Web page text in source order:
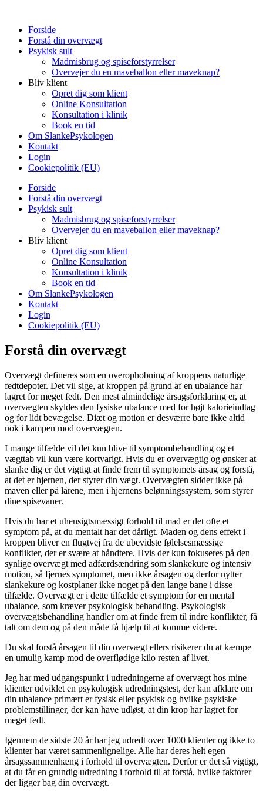
Forside
Forstå din overvægt
Psykisk sult
Madmisbrug og spiseforstyrrelser
Overvejer du en maveballon eller maveknap?
Bliv klient
Opret dig som klient
Online Konsultation
Konsultation i klinik
Book en tid
Om SlankePsykologen
Kontakt
Login
Cookiepolitik (EU)
Forside
Forstå din overvægt
Psykisk sult
Madmisbrug og spiseforstyrrelser
Overvejer du en maveballon eller maveknap?
Bliv klient
Opret dig som klient
Online Konsultation
Konsultation i klinik
Book en tid
Om SlankePsykologen
Kontakt
Login
Cookiepolitik (EU)
Forstå din overvægt
Overvægt defineres som en overophobning af kroppens naturlige
fedtdepoter. Det vil sige, at kroppen på grund af en ubalance har
lagret for meget fedt. Den mest almindelige årsagsforklaring er, at
overvægten skyldes den fysiske ubalance med for højt kalorieindtag
og for lidt bevægelse. Diæt og motion er desværre bare ikke altid
nok i kampen mod overvægten.
I mange tilfælde vil det kun blive til symptombehandling og et
vægttab vil kun være kortvarigt. Hvis du er overvægtig og ønsker at
slanke dig er det vigtigt at finde frem til symptomets årsag og forstå,
at det er hjernen, der styrer din vægt. Overvægten sidder ikke på
maven eller på lårene, men i hjernens belønningssystem, som styrer
dine spisevaner.
Hvis du har et uhensigtsmæssigt forhold til mad er det ofte et
symptom på, at du mentalt har det dårligt. Maden og dens effekt i
kroppen bliver en flugtvej fra de ubevidste følelsesmæssige
konflikter, der er svære at håndtere. Hvis der kun fokuseres på den
synlige overvægt med adfærdsændring som slankekure og intensiv
motion, så fjernes symptomet, men ikke årsagen og derfor nytter
slankekure og kostplaner ikke noget på den lange bane i disse
tilfælde. Overvægt er i dette tilfælde et symptom for en mental
ubalance, som kræver psykologisk behandling. Psykologisk
overvægtsbehandling handler om at finde frem til indre konflikter, få
talt om dem og på den måde få hjælp til at komme videre.
Du skal forstå årsagen til din overvægt ellers risikerer du at kæmpe
en umulig kamp mod de overflødige kilo resten af livet.
Jeg har med udgangspunkt i udredningerne af overvægt hos mine
klienter udviklet en psykologisk udredningstest, der kan afklare om
din ubalance primært er fysisk eller psykisk og hvilke psykiske
problemstillinger, der kan have udløst, at din krop har lagret for
meget fedt.
Igennem de sidste 20 år har jeg udredt over 1000 klienter og ikke to
klienter har været sammenlignelige. Alle har deres helt egen
årsagssammenhæng i forhold til overvægten. Derfor er det så vigtigt,
at du får en grundig udredning i forhold til at forstå, hvilke faktorer
der ligger bag din overvægt.